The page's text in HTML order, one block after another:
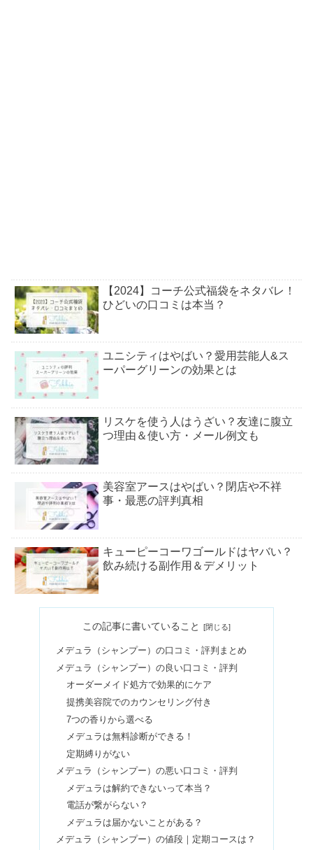
【2024】コーチ公式福袋をネタバレ！
ひどいの口コミは本当？
ユニシティはやばい？愛用芸能人&ス
ーパーグリーンの効果とは
リスケを使う人はうざい？友達に腹立
つ理由＆使い方・メール例文も
美容室アースはやばい？閉店や不祥
事・最悪の評判真相
キューピーコーワゴールドはヤバい？
飲み続ける副作用＆デメリット
は？｜効果なしの口コミ＆比較
タラソテラピーの効果&自宅でのやり
方とは？アトピーにいいの？
【注意】ラッシュアディクトの副作用
｜やめたら伸びなくなったって本当？
ボタニストはやばいの口コミ&はげる
って本当？種類別のおすすめ
この記事に書いていること
メデュラ（シャンプー）の口コミ・評判まとめ
メデュラ（シャンプー）の良い口コミ・評判
オーダーメイド処方で効果的にケア
提携美容院でのカウンセリング付き
7つの香りから選べる
メデュラは無料診断ができる！
定期縛りがない
メデュラ（シャンプー）の悪い口コミ・評判
メデュラは解約できないって本当？
電話が繋がらない？
メデュラは届かないことがある？
メデュラ（シャンプー）の値段｜定期コースは？